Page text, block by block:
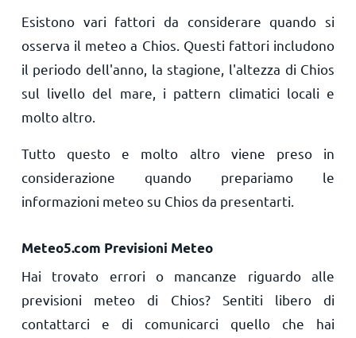
Esistono vari fattori da considerare quando si
osserva il meteo a Chios. Questi fattori includono
il periodo dell'anno, la stagione, l'altezza di Chios
sul livello del mare, i pattern climatici locali e
molto altro.
Tutto questo e molto altro viene preso in
considerazione quando prepariamo le
informazioni meteo su Chios da presentarti.
Meteo5.com Previsioni Meteo
Hai trovato errori o mancanze riguardo alle
previsioni meteo di Chios? Sentiti libero di
contattarci e di comunicarci quello che hai